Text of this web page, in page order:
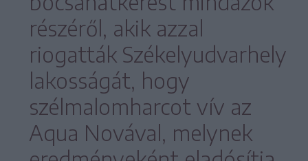
részéről, akik azzal
riogatták Székelyudvarhely
lakosságát, hogy
szélmalomharcot vív az
Aqua Novával, melynek